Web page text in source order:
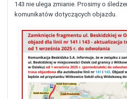
143 nie ulega zmianie. Prosimy o
komunikatów dotyczących objazdu.